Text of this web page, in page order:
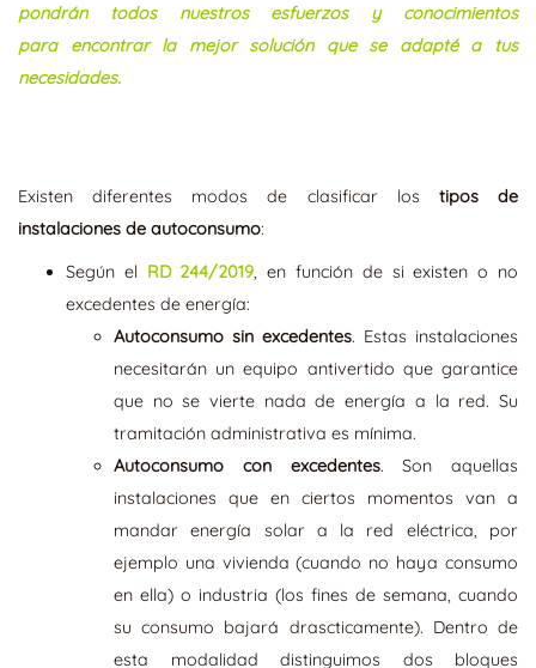
pondrán todos nuestros esfuerzos y conocimientos
para encontrar la mejor solución que se adapté a tus
necesidades.
Existen diferentes modos de clasificar los tipos de
instalaciones de autoconsumo:
Según el RD 244/2019, en función de si existen o no
excedentes de energía:
Autoconsumo sin excedentes. Estas instalaciones
necesitarán un equipo antivertido que garantice
que no se vierte nada de energía a la red. Su
tramitación administrativa es mínima.
Autoconsumo con excedentes. Son aquellas
instalaciones que en ciertos momentos van a
mandar energía solar a la red eléctrica, por
ejemplo una vivienda (cuando no haya consumo
en ella) o industria (los fines de semana, cuando
su consumo bajará drascticamente). Dentro de
esta modalidad distinguimos dos bloques